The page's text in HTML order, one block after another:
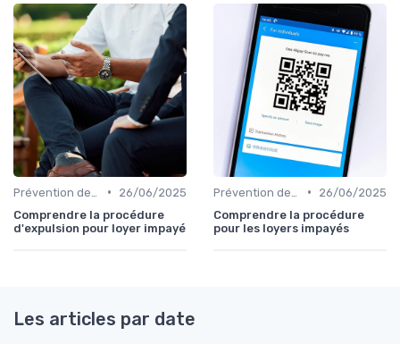
•
26/06/2025
Comprendre la procédure
d'expulsion pour loyer impayé
•
26/06/2025
Comprendre la procédure
pour les loyers impayés
Les articles par date